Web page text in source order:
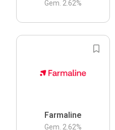
Gem. 2.62%
Farmaline
Gem. 2.62%